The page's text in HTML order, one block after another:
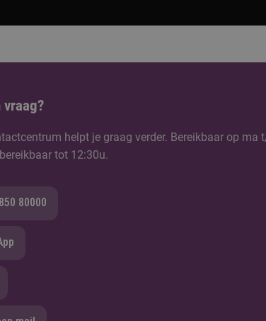
vraag?
helpt je graag verder. Bereikbaar op
tot 12:30u.
80000